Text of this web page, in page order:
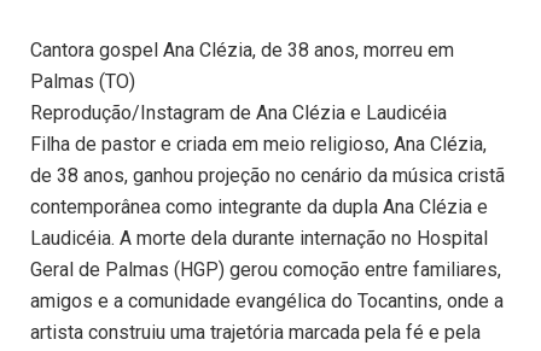
Cantora gospel Ana Clézia, de 38 anos, morreu em
Palmas (TO)
Reprodução/Instagram de Ana Clézia e Laudicéia
Filha de pastor e criada em meio religioso, Ana Clézia,
de 38 anos, ganhou projeção no cenário da música cristã
contemporânea como integrante da dupla Ana Clézia e
Laudicéia. A morte dela durante internação no Hospital
Geral de Palmas (HGP) gerou comoção entre familiares,
amigos e a comunidade evangélica do Tocantins, onde a
artista construiu uma trajetória marcada pela fé e pela